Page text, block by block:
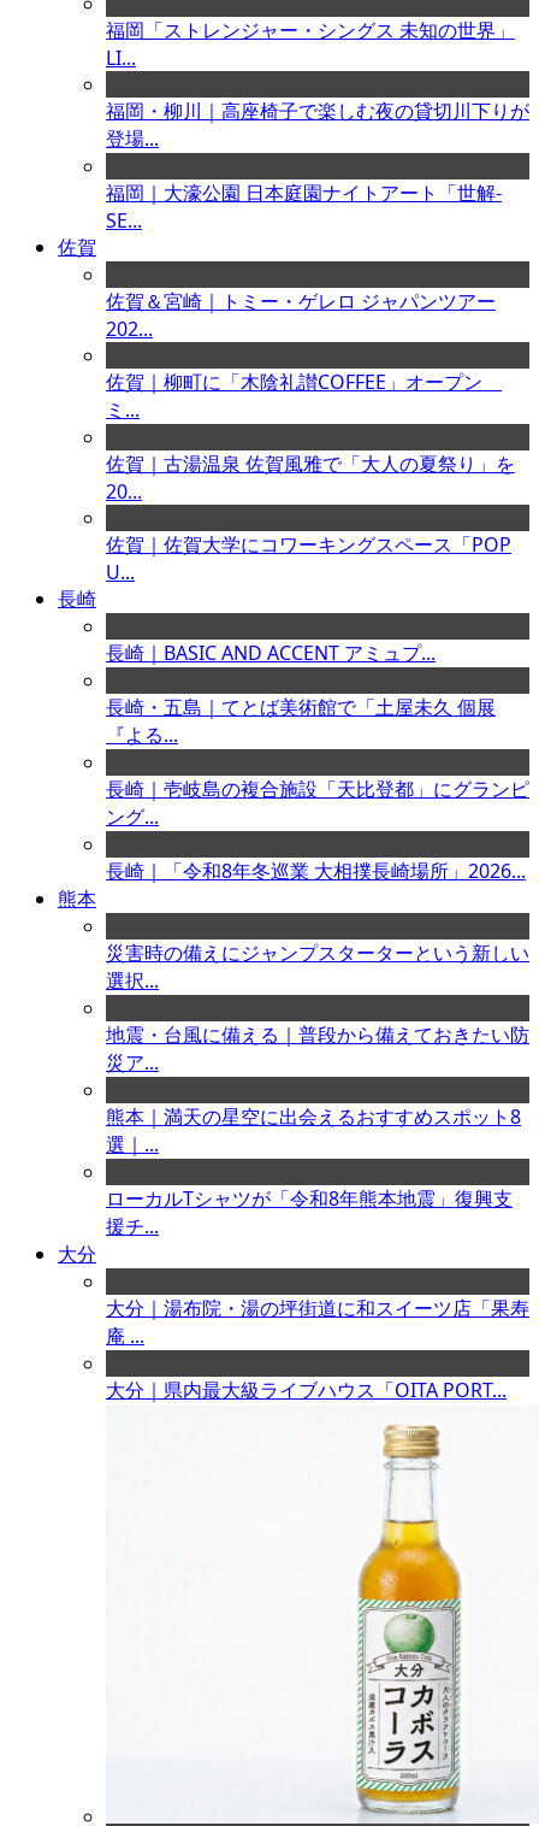
福岡「ストレンジャー・シングス 未知の世界」
LI...
福岡・柳川｜高座椅子で楽しむ夜の貸切川下りが
登場...
福岡｜大濠公園 日本庭園ナイトアート「世解-
SE...
佐賀
佐賀＆宮崎｜トミー・ゲレロ ジャパンツアー
202...
佐賀｜柳町に「木陰礼讃COFFEE」オープン
ミ...
佐賀｜古湯温泉 佐賀風雅で「大人の夏祭り」を
20...
佐賀｜佐賀大学にコワーキングスペース「POP
U...
長崎
長崎｜BASIC AND ACCENT アミュプ...
長崎・五島｜てとば美術館で「土屋未久 個展
『よる...
長崎｜壱岐島の複合施設「天比登都」にグランピ
ング...
長崎｜「令和8年冬巡業 大相撲長崎場所」2026...
熊本
災害時の備えにジャンプスターターという新しい
選択...
地震・台風に備える｜普段から備えておきたい防
災ア...
熊本｜満天の星空に出会えるおすすめスポット8
選｜...
ローカルTシャツが「令和8年熊本地震」復興支
援チ...
大分
大分｜湯布院・湯の坪街道に和スイーツ店「果寿
庵 ...
大分｜県内最大級ライブハウス「OITA PORT...